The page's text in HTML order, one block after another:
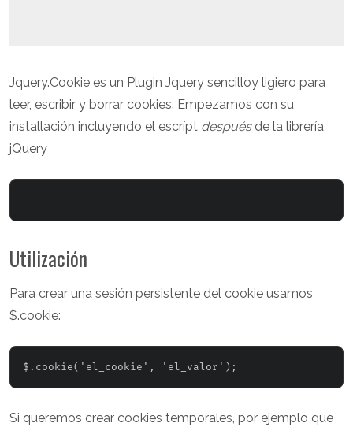
Jquery.Cookie es un Plugin Jquery sencilloy ligiero para
leer, escribir y borrar cookies. Empezamos con su
installación incluyendo el escrípt despuésde la librería
jQuery
Utilización
Para crear una sesión persistente del cookie usamos
$.cookie:
Si queremos crear cookies temporales, por ejemplo que